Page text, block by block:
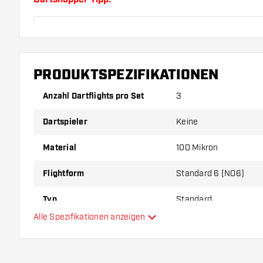
Probieren Sie eine andere Form, ein anderes
Dicke der Flights aus, um herauszufinden, welche
PRODUKTSPEZIFIKATIONEN
Anzahl Dartflights pro Set 3
Dartspieler Keine
Material 100 Mikron
Flightform Standard 6 (NO6)
Typ Standard
Alle Spezifikationen anzeigen